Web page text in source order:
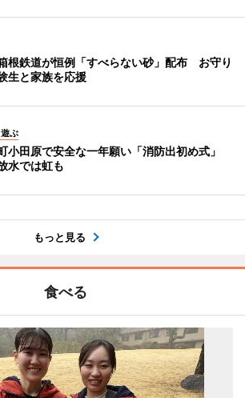
根鉄道が恒例「すべらない砂」配布 お守り
生と家族を応援
ぶ
小田原で安全な一年願い「消防出初め式」
水では虹も
もっと見る
食べる